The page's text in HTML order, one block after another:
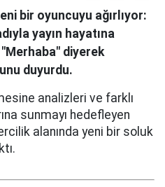
bir oyuncuyu ağırlıyor:
yayın hayatına
diyerek
duyurdu.
analizleri ve farklı
sunmayı hedefleyen
alanında yeni bir soluk